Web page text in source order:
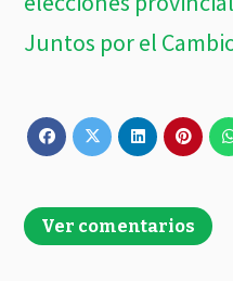
Juntos por el
Ver comentarios